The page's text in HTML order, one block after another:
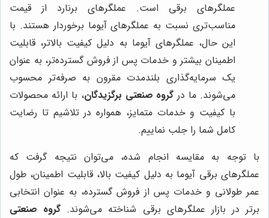
عملگرهای برقی است. عملگرهای برنارد از قیمت
مناسب‌تری نسبت به عملگرهای آیوما برخوردار هستند. با
این حال، عملگرهای آیوما به دلیل کیفیت بالاتر، قابلیت
اطمینان بیشتر و خدمات پس از فروش گسترده‌تر، به عنوان
یک سرمایه‌گذاری بلندمدت مقرون به صرفه‌تر محسوب
می‌شوند. ما در گروه صنعتی برگزیدگان، با ارائه محصولات
با کیفیت و خدمات متمایز، همواره در تلاشیم تا رضایت
کامل شما را جلب نماییم.
با توجه به مقایسه انجام شده، می‌توان نتیجه گرفت که
عملگرهای برقی آیوما به دلیل کیفیت بالا، قابلیت اطمینان، طول
عمر طولانی و خدمات پس از فروش گسترده، به عنوان انتخابی
برتر در بازار عملگرهای برقی شناخته می‌شوند. گروه صنعتی